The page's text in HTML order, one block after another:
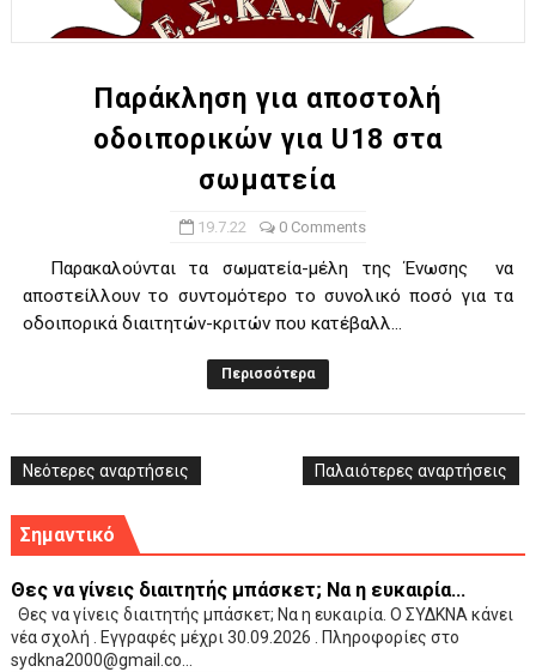
ΧΡΟΝΙΑ ΠΟΛΛΑ ΣΤΟ ΕΛΛΗΝΙΚΟ ΜΠΑΣΚΕΤ : 39Η ΕΠΕΤΕΙΟΣ ΑΠΟ
Ο δρόμος για τον 29ο τελικό κυπέλλου ανδρών ΕΣΚΑΝΑ
U21: Τεράστια πρόκριση για τον Πανελευσινιακό στον
Γ΄ανδρών play offs : "Σκληρό" καρύδι η Φιλία Περάματος
Παράκληση για αποστολή
οδοιπορικών για U18 στα
σωματεία
19.7.22 0 Comments
Παρακαλούνται τα σωματεία-μέλη της Ένωσης να
αποστείλλουν το συντομότερο το συνολικό ποσό για τα
οδοιπορικά διαιτητών-κριτών που κατέβαλλ...
Περισσότερα
Νεότερες αναρτήσεις Παλαιότερες αναρτήσεις
Σημαντικό
Θες να γίνεις διαιτητής μπάσκετ; Να η ευκαιρία...
Θες να γίνεις διαιτητής μπάσκετ; Να η ευκαιρία. Ο ΣΥΔΚΝΑ κάνει
νέα σχολή . Εγγραφές μέχρι 30.09.2026 . Πληροφορίες στο
sydkna2000@gmail.co...